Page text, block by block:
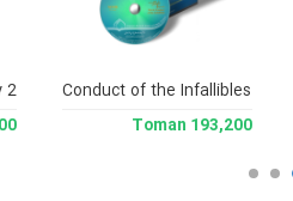
al-Fiqh (Encyclopedia of Legal
Conduct of the Infallibles
193,200 Toman
2